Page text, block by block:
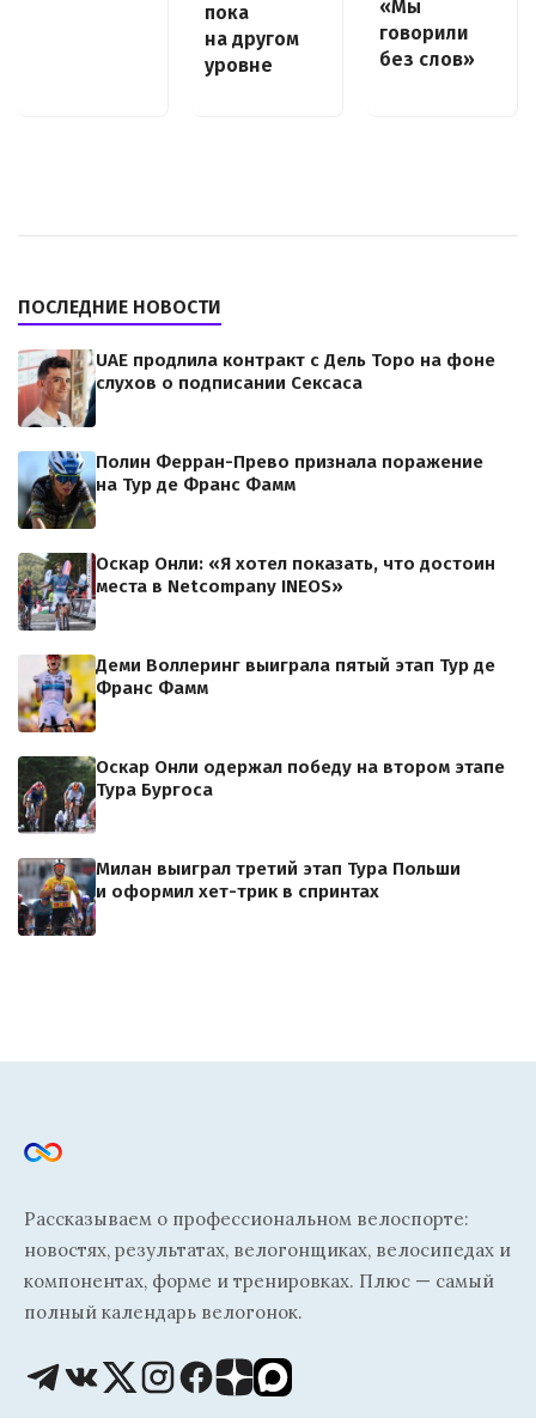
пока
на другом
уровне
«Мы
говорили
без слов»
ПОСЛЕДНИЕ НОВОСТИ
UAE продлила контракт с Дель Торо на фоне
слухов о подписании Сексаса
Полин Ферран-Прево признала поражение
на Тур де Франс Фамм
Оскар Онли: «Я хотел показать, что достоин
места в Netcompany INEOS»
Деми Воллеринг выиграла пятый этап Тур де
Франс Фамм
Оскар Онли одержал победу на втором этапе
Тура Бургоса
Милан выиграл третий этап Тура Польши
и оформил хет-трик в спринтах
Рассказываем о профессиональном велоспорте:
новостях, результатах, велогонщиках, велосипедах и
компонентах, форме и тренировках. Плюс — самый
полный календарь велогонок.